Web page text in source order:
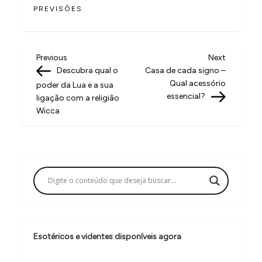
PREVISÕES
N
a
v
e
ç
ã
d
Previous
Post
Previous
Descubra qual o
poder da Lua e a sua
ligação com a religião
Wicca
Next
Post
Next
Casa de cada signo –
Qual acessório
essencial?
Esotéricos e videntes disponíveis agora